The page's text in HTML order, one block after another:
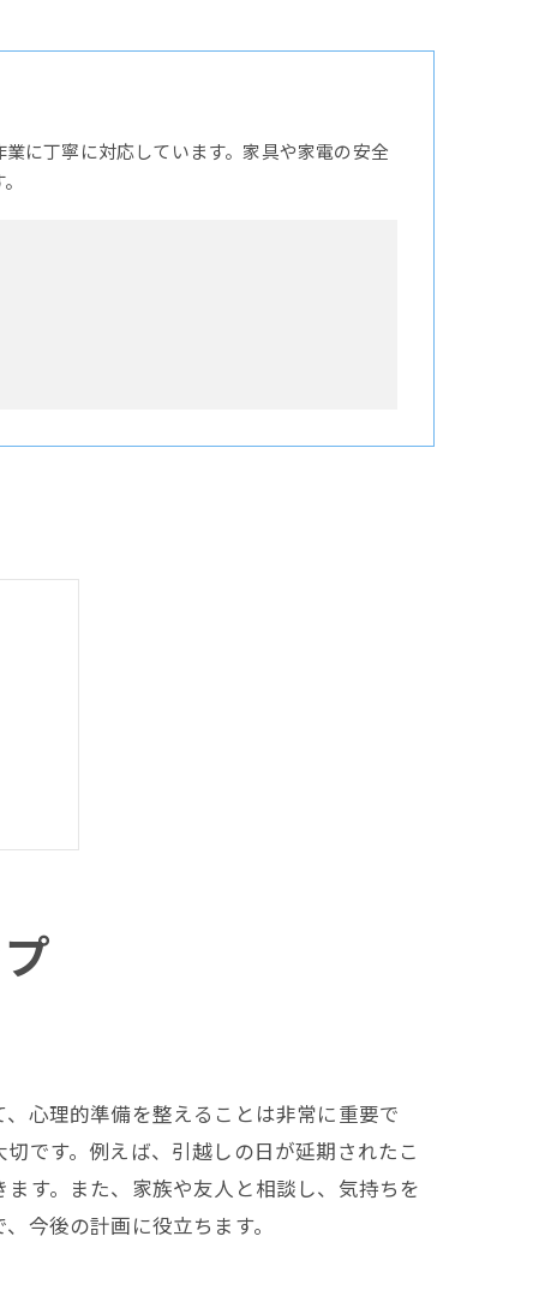
に丁寧に対応しています。家具や家電の安全
心理的準備を整えることは非常に重要で
です。例えば、引越しの日が延期されたこ
す。また、家族や友人と相談し、気持ちを
今後の計画に役立ちます。